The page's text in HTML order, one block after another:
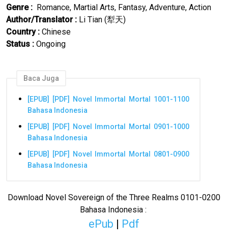
Genre : Romance, Martial Arts, Fantasy, Adventure, Action
Author/Translator : Li Tian (犁天)
Country : Chinese
Status : Ongoing
Baca Juga
[EPUB] [PDF] Novel Immortal Mortal 1001-1100
Bahasa Indonesia
[EPUB] [PDF] Novel Immortal Mortal 0901-1000
Bahasa Indonesia
[EPUB] [PDF] Novel Immortal Mortal 0801-0900
Bahasa Indonesia
Download Novel Sovereign of the Three Realms 0101-0200
Bahasa Indonesia :
ePub | Pdf